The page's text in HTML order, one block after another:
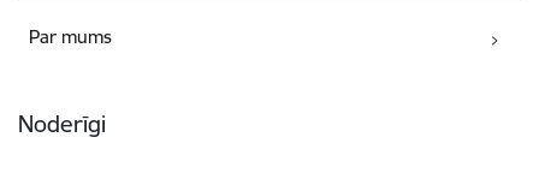
Par mums
Noderīgi